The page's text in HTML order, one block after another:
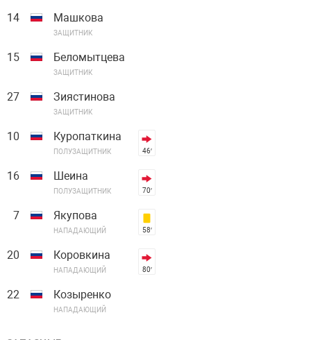
14 Машкова
ЗАЩИТНИК
15 Беломытцева
ЗАЩИТНИК
27 Зиястинова
ЗАЩИТНИК
10 Куропаткина
ПОЛУЗАЩИТНИК 46′
16 Шеина
ПОЛУЗАЩИТНИК 70′
7 Якупова
НАПАДАЮЩИЙ 58′
20 Коровкина
НАПАДАЮЩИЙ 80′
22 Козыренко
НАПАДАЮЩИЙ